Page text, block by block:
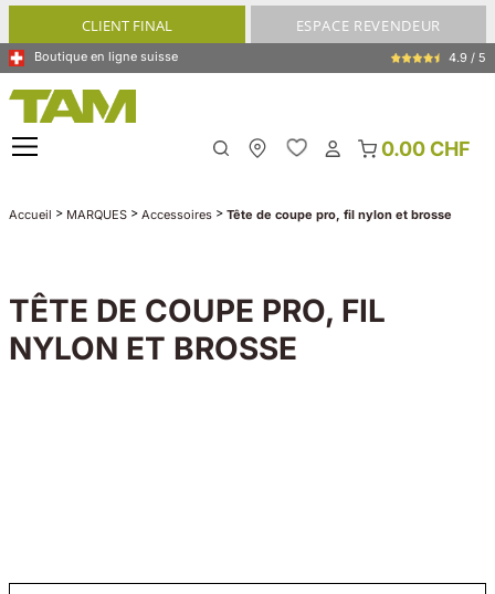
principalCLIENT FINAL ESPACE REVENDEUR
Boutique en ligne suisse 4.9 / 5
0.00 CHF
Accueil > MARQUES > Accessoires > Tête de coupe pro, fil nylon et brosse
TÊTE DE COUPE PRO, FIL
NYLON ET BROSSE